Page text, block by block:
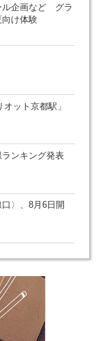
ル企画など グラ
け体験
ット京都駅」
ランキング発表
〉、8月6日開